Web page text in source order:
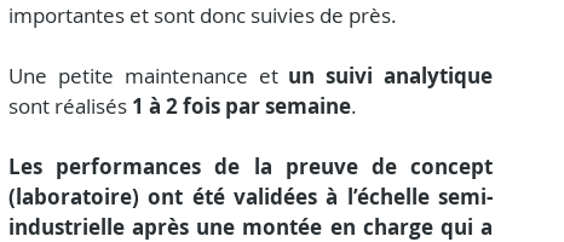
importantes et sont donc suivies de près.
Une petite maintenance et un suivi analytique
sont réalisés 1 à 2 fois par semaine.
Les performances de la preuve de concept
(laboratoire) ont été validées à l’échelle semi-
industrielle après une montée en charge qui a